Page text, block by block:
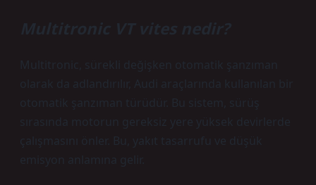
Multitronic VT vites nedir?
Multitronic, sürekli değişken otomatik şanzıman
olarak da adlandırılır, Audi araçlarında kullanılan bir
otomatik şanzıman türüdür. Bu sistem, sürüş
sırasında motorun gereksiz yere yüksek devirlerde
çalışmasını önler. Bu, yakıt tasarrufu ve düşük
emisyon anlamına gelir.